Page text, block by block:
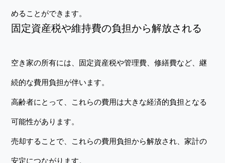
めることができます。
固定資産税や維持費の負担から解放される
空き家の所有には、固定資産税や管理費、修繕費など、継
続的な費用負担が伴います。
高齢者にとって、これらの費用は大きな経済的負担となる
可能性があります。
売却することで、これらの費用負担から解放され、家計の
安定につながります。